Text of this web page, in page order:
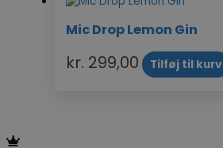
Mic Drop Lemon Gin
kr. 299,00 Tilføj til kurv